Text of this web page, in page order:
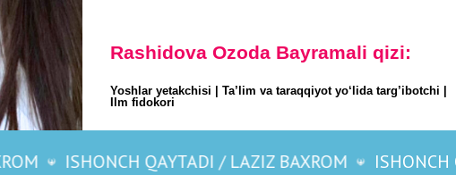
QAYTADI / LAZIZ BAXROM ISHONCH QAYTADI /
ishonchni inson umriga taqqoslash mumkin — ikkalasi ham
idish bir marta sinsa, uni qayta avvalgiday holatga keltirib
uni bir parcha qog‘ozga qiyos qilsak ham bo‘ladi: qog‘oz
uchun ishonch ham shunday — bir yirtilsa, bir sinsa, endi u
uchgan idishlarni ham ishlatishdan qaytarganlar. Demak,
ishonchni qayta ishlatish, qayta ishonish deyarli
deyish balki o'rinsiz. Negaki ishonch qaytishi
qalb egasi nima degani?" Sevgiga to'la qalb egasi, bir